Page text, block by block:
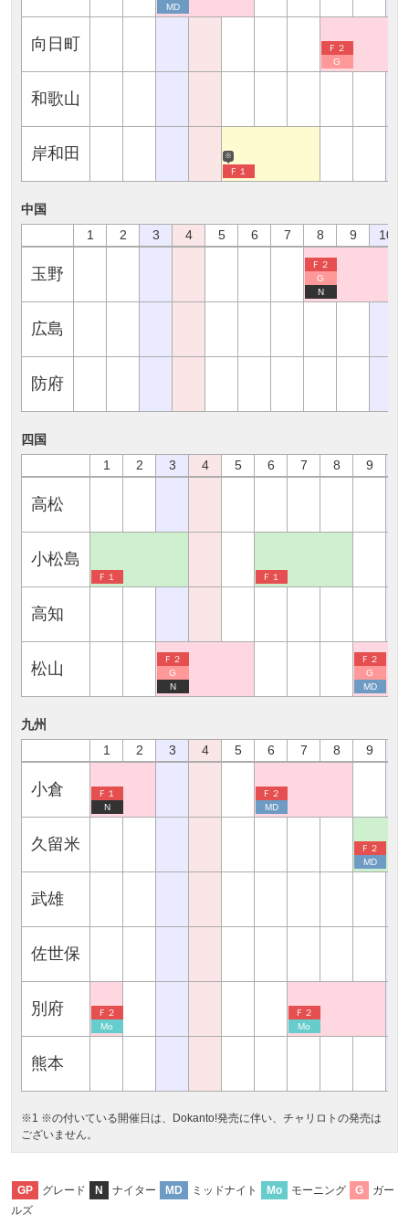
MD
向日町
Ｆ２
G
和歌山
岸和田 ※
Ｆ１
中国
1
2 3 4 5 6 7 8 9 10
玉野
Ｆ２
G
N
広島
防府
四国
1
2 3 4 5 6 7 8 9
高松
小松島
Ｆ１ Ｆ１
高知
松山
Ｆ２
G
N
Ｆ２
G
MD
九州
1
2 3 4 5 6 7 8 9
小倉
Ｆ１
N
Ｆ２
MD
久留米
Ｆ２
MD
武雄
佐世保
別府
Ｆ２
Mo
Ｆ２
Mo
熊本
※1 ※の付いている開催日は、Dokanto!発売に伴い、チャリロトの発売は
ございません。
GP グレード N ナイター MD ミッドナイト Mo モーニング G
ガー
ルズ